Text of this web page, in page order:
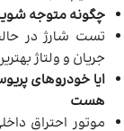
چگونه متوجه
تست شارژ در
جریان و ولتاژ
ایا خودروهای
هست
موتور احتراق